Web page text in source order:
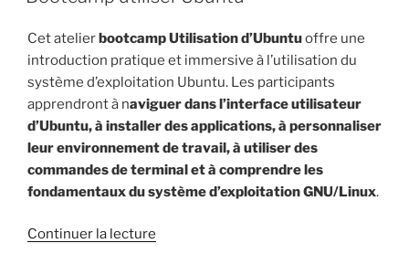
Cet atelierbootcamp Utilisation d’Ubuntuoffre une
introduction pratique et immersive à l’utilisation du
système d’exploitation Ubuntu. Les participants
apprendront à naviguer dans l’interface utilisateur
d’Ubuntu, à installer des applications, à personnaliser
leur environnement de travail, à utiliser des
commandes de terminal et à comprendre les
fondamentaux du système d’exploitation GNU/Linux.
Continuer la lecture